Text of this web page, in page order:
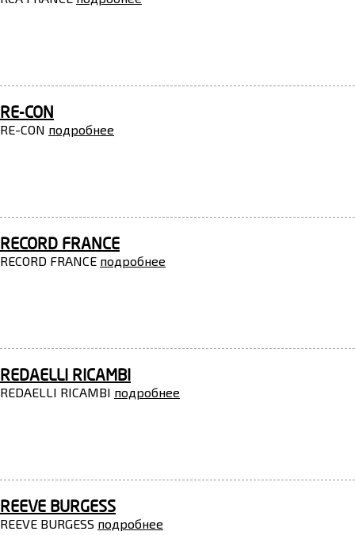
RE-CON
RE-CON подробнее
RECORD FRANCE
RECORD FRANCE подробнее
REDAELLI RICAMBI
REDAELLI RICAMBI подробнее
REEVE BURGESS
REEVE BURGESS подробнее